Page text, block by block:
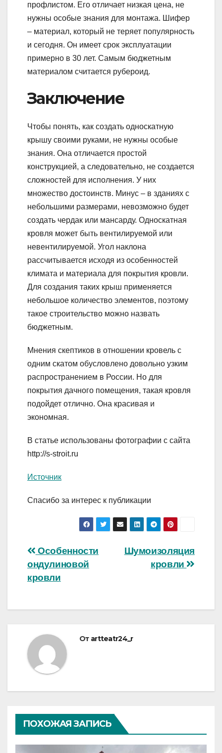
профлистом. Его отличает низкая цена, не
нужны особые знания для монтажа. Шифер
– материал, который не теряет популярность
и сегодня. Он имеет срок эксплуатации
примерно в 30 лет. Самым бюджетным
материалом считается рубероид.
Заключение
Чтобы понять, как создать односкатную
крышу своими руками, не нужны особые
знания. Она отличается простой
конструкцией, а следовательно, не создается
сложностей для исполнения. У них
множество достоинств. Минус – в зданиях с
небольшими размерами, невозможно будет
создать чердак или мансарду. Односкатная
кровля может быть вентилируемой или
невентилируемой. Угол наклона
рассчитывается исходя из особенностей
климата и материала для покрытия кровли.
Для создания таких крыш применяется
небольшое количество элементов, поэтому
такое строительство можно назвать
бюджетным.
Мнения скептиков в отношении кровель с
одним скатом обусловлено довольно узким
распространением в России. Но для
покрытия дачного помещения, такая кровля
подойдет отлично. Она красивая и
экономная.
В статье использованы фотографии с сайта
http://s-stroit.ru
Источник
Спасибо за интерес к публикации
Навигация
по
Шумоизоляция
кровли
Особенности
ондулиновой
кровли
От artteatr24_r
ПОХОЖАЯ ЗАПИСЬ